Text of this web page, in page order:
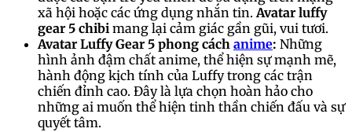
xã hội hoặc các ứng dụng nhắn tin.Avatar luffy
gear 5 chibi mang lại cảm giác gần gũi, vui tươi.
Avatar Luffy Gear 5 phong cách anime: Những
hình ảnh đậm chất anime, thể hiện sự mạnh mẽ,
hành động kịch tính của Luffy trong các trận
chiến đỉnh cao. Đây là lựa chọn hoàn hảo cho
những ai muốn thể hiện tinh thần chiến đấu và sự
quyết tâm.